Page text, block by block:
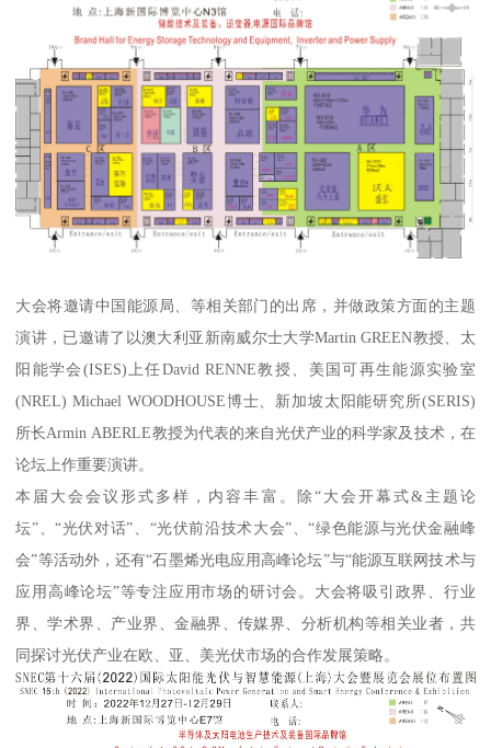
大会将邀请中国能源局、等相关部门的出席，并做政策方面的主题
演讲，已邀请了以澳大利亚新南威尔士大学Martin GREEN教授、太
阳能学会(ISES)上任David RENNE教授、美国可再生能源实验室
(NREL) Michael WOODHOUSE博士、新加坡太阳能研究所(SERIS)
所长Armin ABERLE教授为代表的来自光伏产业的科学家及技术，在
论坛上作重要演讲。
本届大会会议形式多样，内容丰富。除“大会开幕式&主题论
坛”、“光伏对话”、“光伏前沿技术大会”、“绿色能源与光伏金融峰
会”等活动外，还有“石墨烯光电应用高峰论坛”与“能源互联网技术与
应用高峰论坛”等专注应用市场的研讨会。大会将吸引政界、行业
界、学术界、产业界、金融界、传媒界、分析机构等相关业者，共
同探讨光伏产业在欧、亚、美光伏市场的合作发展策略。